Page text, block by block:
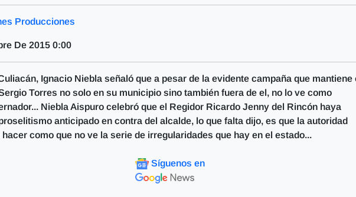
Producciones
De 2015 0:00
Ignacio Niebla señaló que a pesar de la evidente campaña que mantiene
Torres no solo en su municipio sino también fuera de el, no lo ve como
Niebla Aispuro celebró que el Regidor Ricardo Jenny del Rincón haya
anticipado en contra del alcalde, lo que falta dijo, es que la autoridad
como que no ve la serie de irregularidades que hay en el estado...
Síguenos en